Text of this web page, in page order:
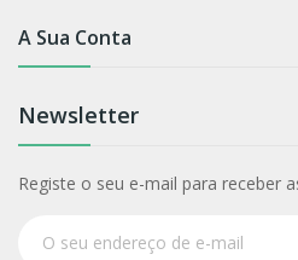
A Sua Conta
Newsletter
Registe o seu e-mail para receber